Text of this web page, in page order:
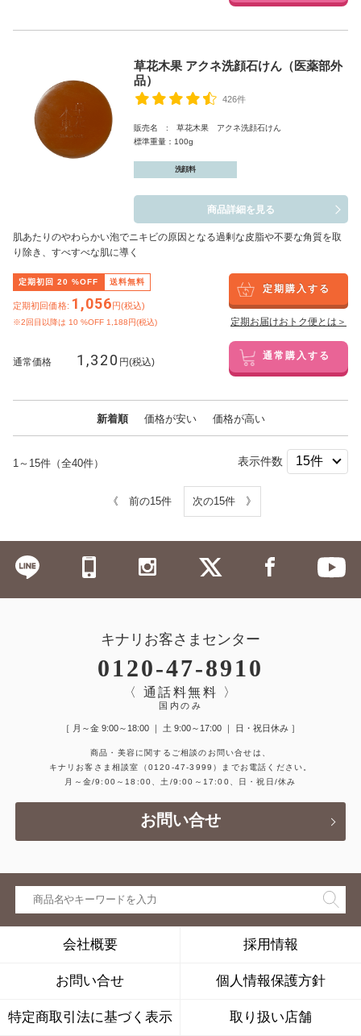
草花木果 アクネ洗顔石けん（医薬部外
品）
426件
販売名 : 草花木果 アクネ洗顔石けん
標準重量：100g
洗顔料
商品詳細を見る
肌あたりのやわらかい泡でニキビの原因となる過剰な皮脂や不要な角質を取
り除き、すべすべな肌に導く
定期初回 20 %OFF 送料無料
定期初回価格: 1,056円(税込)
※2回目以降は 10 %OFF 1,188円(税込)
定期購入する
定期お届けおトク便とは＞
通常価格 1,320 円(税込) 通常購入する
新着順 価格が安い 価格が高い
1～15件（全40件） 表示件数
《 前の15件 次の15件 》
キナリお客さまセンター
0120-47-8910
〈 通話料無料 〉
国内のみ
［ 月～金 9:00～18:00 ｜ 土 9:00～17:00 ｜ 日・祝日休み ］
商品・美容に関するご相談のお問い合せは、
キナリお客さま相談室
（0120-47-3999）
までお電話ください。
月～金/9:00～18:00、土/9:00～17:00、日・祝日/休み
お問い合せ
会社概要 採用情報
お問い合せ 個人情報保護方針
特定商取引法に基づく表示 取り扱い店舗